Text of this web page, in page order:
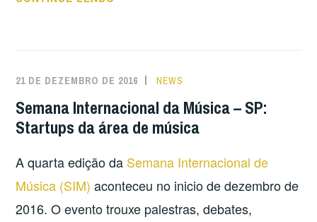
EMPREENDEDORISMO:”
21 DE DEZEMBRO DE 2016 NEWS
Semana Internacional da Música – SP:
Startups da área de música
A quarta edição da Semana Internacional de
Música (SIM) aconteceu no inicio de dezembro de
2016. O evento trouxe palestras, debates,